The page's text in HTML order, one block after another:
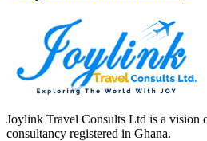
Joylink Travel Consults Ltd is a vision
consultancy registered in Ghana.